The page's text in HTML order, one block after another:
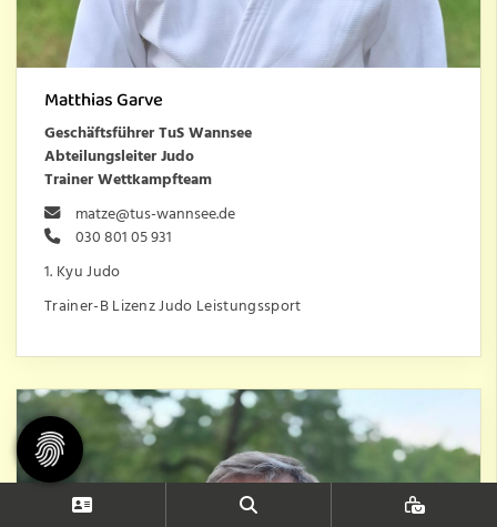
Matthias Garve
Geschäftsführer TuS Wannsee
Abteilungsleiter Judo
Trainer Wettkampfteam
matze@tus-wannsee.de
030 801 05 931
1. Kyu Judo
Trainer-B Lizenz Judo Leistungssport